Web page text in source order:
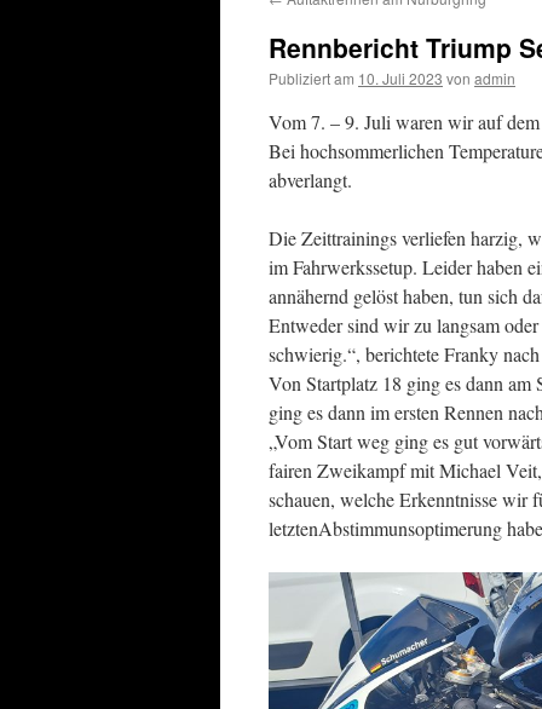
springen
Rennbericht Triump
Publiziert am 10. Juli 2023 von admin
Vom 7. – 9. Juli waren wir auf
Bei hochsommerlichen
abverlangt.
Die Zeittrainings verliefen harzig,
im Fahrwerkssetup. Leider haben
annähernd gelöst haben, tun sich
Entweder sind wir zu langsam
schwierig.“, berichtete Franky
Von Startplatz 18 ging es dann am
ging es dann im ersten Rennen
„Vom Start weg ging es gut
fairen Zweikampf mit Michael
schauen, welche Erkenntnisse wir
letztenAbstimmunsoptimerung